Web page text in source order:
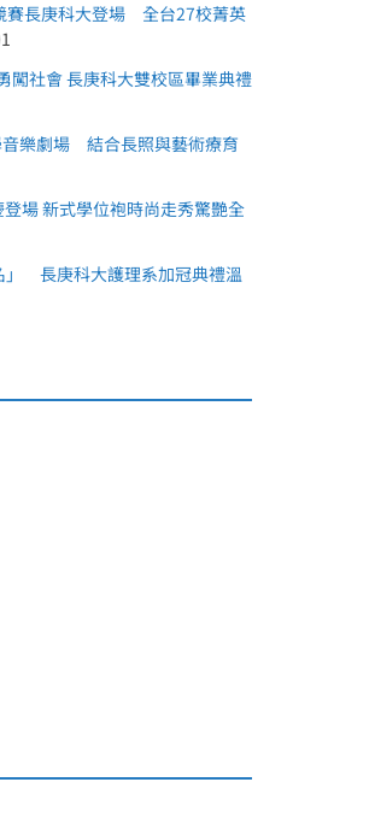
賽長庚科大登場 全台27校菁英
闖社會 長庚科大雙校區畢業典禮
樂劇場 結合長照與藝術療育
場 新式學位袍時尚走秀驚艷全
」 長庚科大護理系加冠典禮溫